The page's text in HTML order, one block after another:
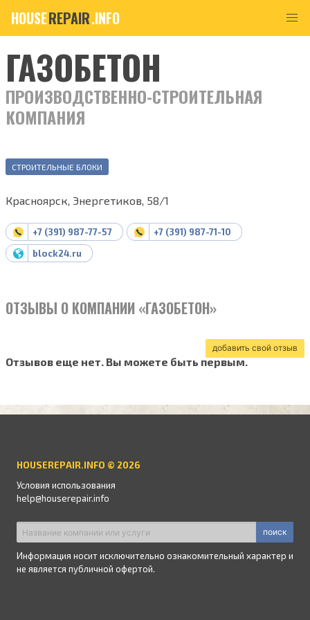
HOUSEREPAIR.INFO
ГАЗОБЕТОН
ПРОИЗВОДСТВЕННО-СТРОИТЕЛЬНАЯ
КОМПАНИЯ
СТРОИТЕЛЬНЫЕ БЛОКИ
Красноярск, Энергетиков, 58/1
+7 (391) 987-77-57
+7 (391) 987-71-10
block24.ru
ОТЗЫВЫ О КОМПАНИИ «ГАЗОБЕТОН»
добавить свой отзыв
Отзывов еще нет. Вы можете быть первым.
HOUSEREPAIR.INFO © 2026
Условия использования
help@houserepair.info
поиск
Информация носит исключительно ознакомительный характер и
не является публичной офертой.